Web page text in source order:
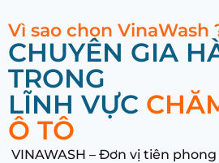
Vì sao chọn VinaWash
CHUYÊN GIA
TRONG
LĨNH VỰC
Ô TÔ
VINAWASH – Đơn vị tiên